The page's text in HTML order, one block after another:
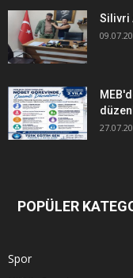
Silivri
POPÜLER
Spor